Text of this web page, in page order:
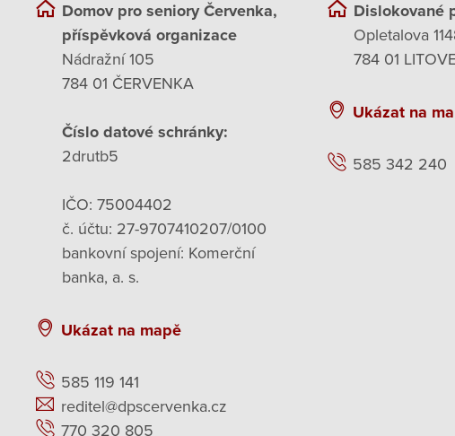
Domov pro seniory Červenka,
příspěvková organizace
Nádražní 105
784 01 ČERVENKA
Číslo datové schránky:
2drutb5
IČO: 75004402
č. účtu: 27-9707410207/0100
bankovní spojení: Komerční
banka, a. s.
Ukázat na mapě
585 119 141
reditel@dpscervenka.cz
770 320 805
Dislokované
Opletalova
784 01
Ukázat na
585 342 240